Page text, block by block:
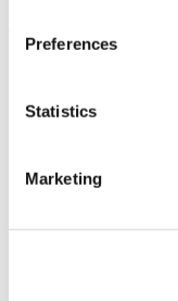
Preferences
Statistics
Marketing
Der